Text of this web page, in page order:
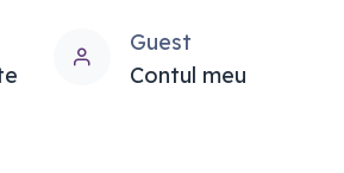
Guest
Contul meu